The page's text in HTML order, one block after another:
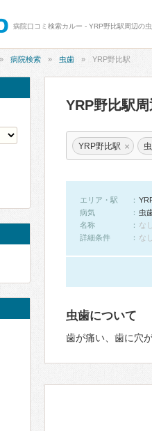
病院口コミ検索カルー - YRP野比駅周辺の
病院検索 虫歯 YRP野比駅
YRP野比駅
YRP野比駅 ×
エリア・駅
病気
虫
名称
なし
詳細条件
な
虫歯について
歯が痛い、歯に穴